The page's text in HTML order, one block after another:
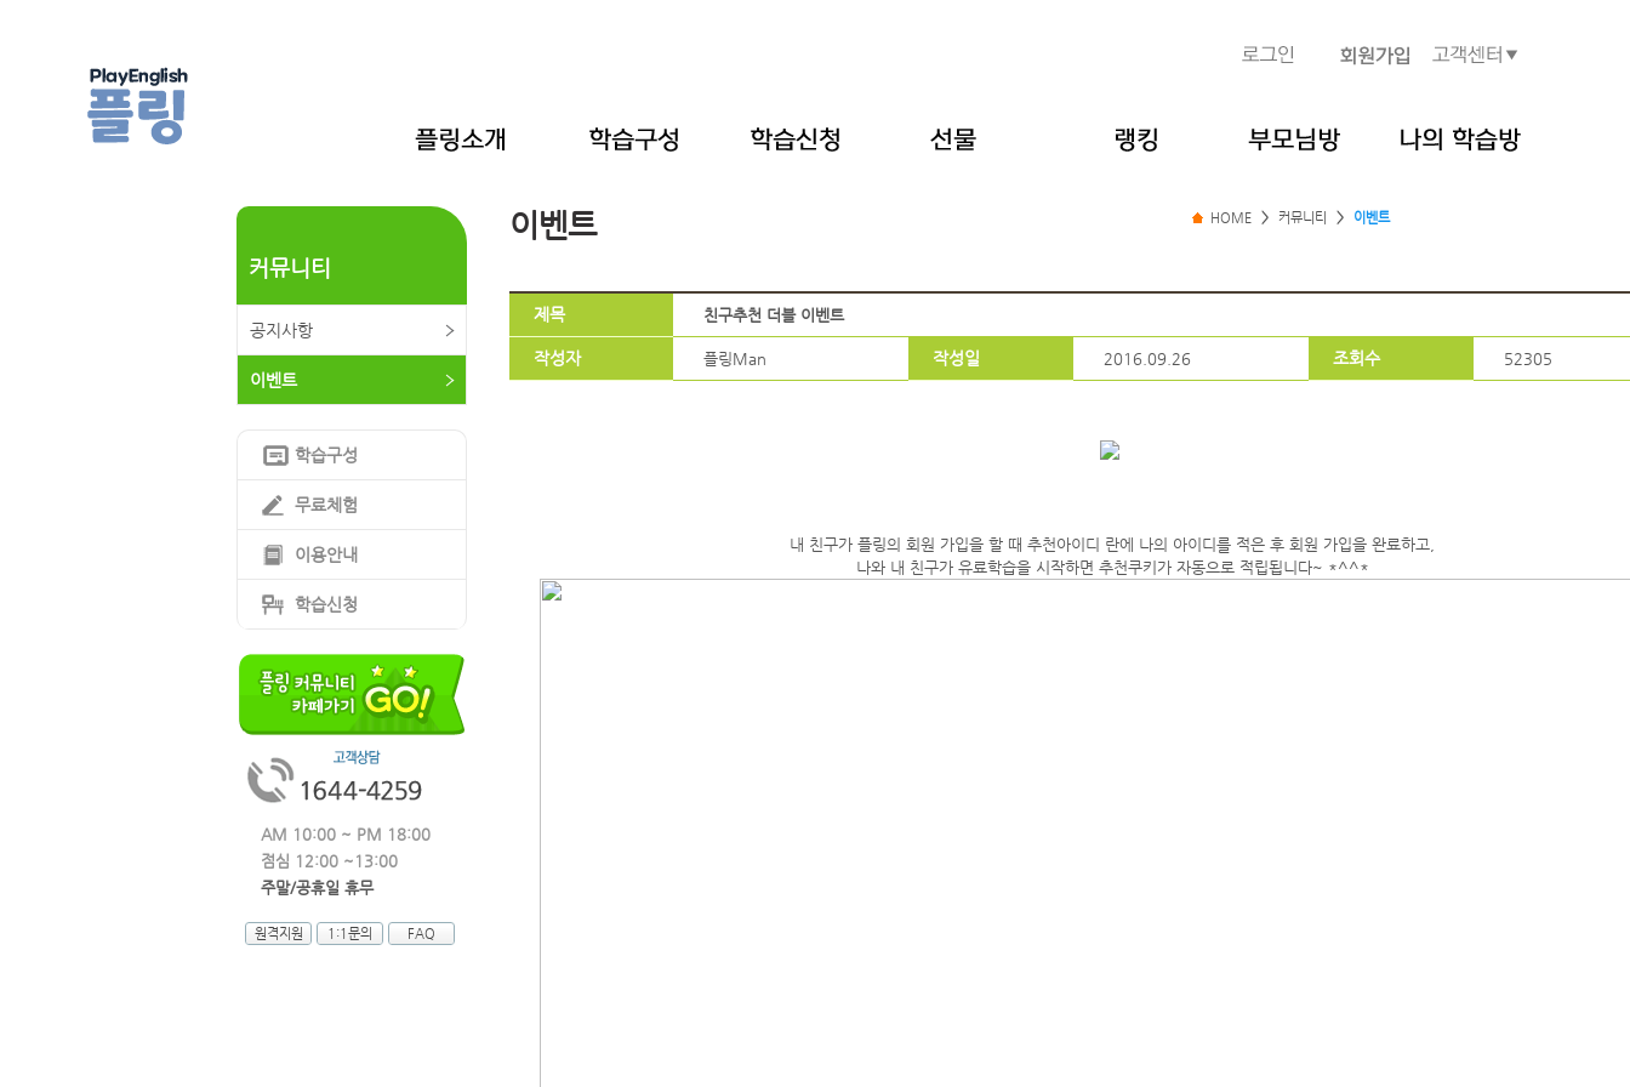
커뮤니티
공지사항
이벤트
학습구성
무료체험
이용안내
학습신청
AM 10:00 ~ PM 18:00
점심 12:00 ~13:00
주말/공휴일 휴무
원격지원 1:1문의 FAQ
이벤트 HOME > 커뮤니티 > 이벤트
제목 친구추천 더블 이벤트
작성자 플링Man 작성일 2016.09.26 조회수 52305
내 친구가 플링의 회원 가입을 할 때 추천아이디 란에 나의 아이디를 적은 후 회원 가입을 완료하고,
나와 내 친구가 유료학습을 시작하면 추천쿠키가 자동으로 적립됩니다~ *^^*